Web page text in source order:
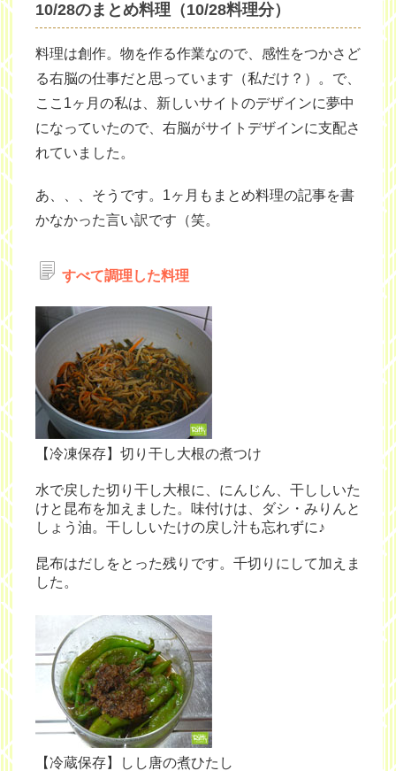
10/28のまとめ料理（10/28料理分）
料理は創作。物を作る作業なので、感性をつかさど
る右脳の仕事だと思っています（私だけ？）。で、
ここ1ヶ月の私は、新しいサイトのデザインに夢中
になっていたので、右脳がサイトデザインに支配さ
れていました。
あ、、、そうです。1ヶ月もまとめ料理の記事を書
かなかった言い訳です（笑。
すべて調理した料理
【冷凍保存】切り干し大根の煮つけ
水で戻した切り干し大根に、にんじん、干ししいた
けと昆布を加えました。味付けは、ダシ・みりんと
しょう油。干ししいたけの戻し汁も忘れずに♪
昆布はだしをとった残りです。千切りにして加えま
した。
【冷蔵保存】しし唐の煮ひたし